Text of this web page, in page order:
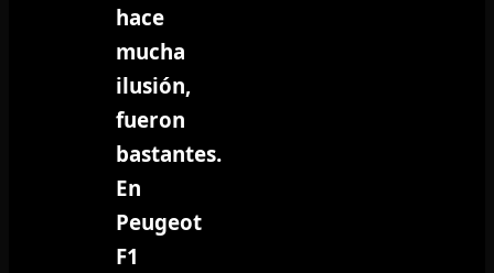
hace
mucha
ilusión,
fueron
bastantes.
En
Peugeot
F1